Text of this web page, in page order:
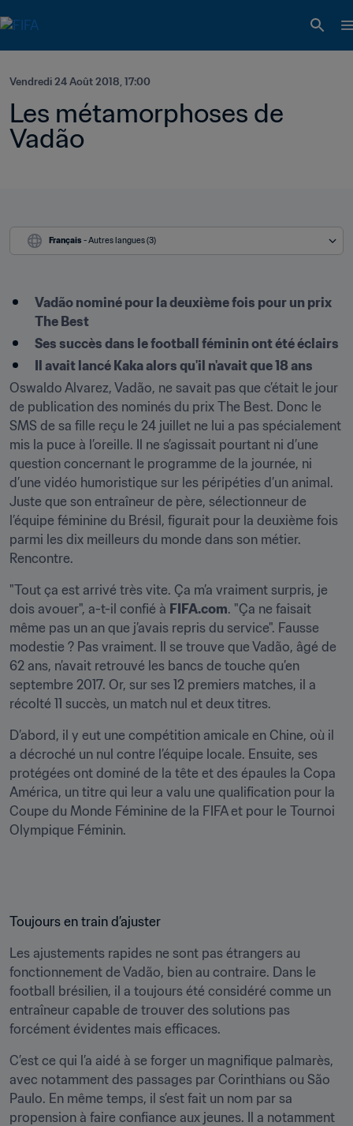
Vendredi 24 Août 2018, 17:00
Les métamorphoses de
Vadão
Français - Autres langues (3)
​Vadão nominé pour la deuxième fois pour un prix
The Best
Ses succès dans le football féminin ont été éclairs
Il avait lancé Kaka alors qu'il n'avait que 18 ans
Oswaldo Alvarez, Vadão, ne savait pas que c’était le jour
de publication des nominés du prix The Best. Donc le
SMS de sa fille reçu le 24 juillet ne lui a pas spécialement
mis la puce à l’oreille. Il ne s’agissait pourtant ni d’une
question concernant le programme de la journée, ni
d’une vidéo humoristique sur les péripéties d’un animal.
Juste que son entraîneur de père, sélectionneur de
l’équipe féminine du Brésil, figurait pour la deuxième fois
parmi les dix meilleurs du monde dans son métier.
Rencontre.
"Tout ça est arrivé très vite. Ça m’a vraiment surpris, je
dois avouer", a-t-il confié à FIFA.com. "Ça ne faisait
même pas un an que j’avais repris du service". Fausse
modestie ? Pas vraiment. Il se trouve que Vadão, âgé de
62 ans, n’avait retrouvé les bancs de touche qu’en
septembre 2017. Or, sur ses 12 premiers matches, il a
récolté 11 succès, un match nul et deux titres.
D’abord, il y eut une compétition amicale en Chine, où il
a décroché un nul contre l’équipe locale. Ensuite, ses
protégées ont dominé de la tête et des épaules la Copa
América, un titre qui leur a valu une qualification pour la
Coupe du Monde Féminine de la FIFA et pour le Tournoi
Olympique Féminin.
Toujours en train d’ajuster
Les ajustements rapides ne sont pas étrangers au
fonctionnement de Vadão, bien au contraire. Dans le
football brésilien, il a toujours été considéré comme un
entraîneur capable de trouver des solutions pas
forcément évidentes mais efficaces.
C’est ce qui l’a aidé à se forger un magnifique palmarès,
avec notamment des passages par Corinthians ou São
Paulo. En même temps, il s’est fait un nom par sa
propension à faire confiance aux jeunes. Il a notamment